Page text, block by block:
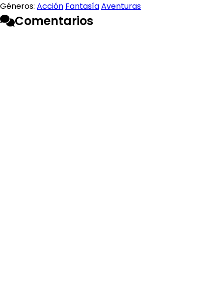
Géneros: Acción FantasíaAventuras
Comentarios